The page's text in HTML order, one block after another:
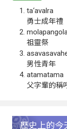
ta‘avalra
勇士成年禮
祖靈祭
男性青年
atamatama
父字輩的稱
歷史上的今